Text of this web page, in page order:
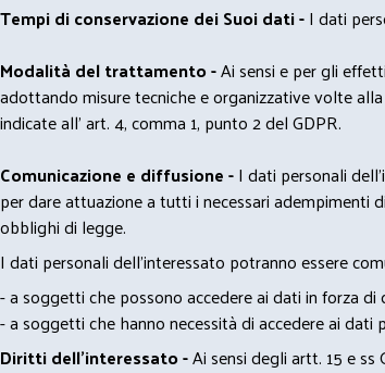
Tempi di conservazione dei Suoi dati -I dati
Modalità del trattamento -Ai sensi e per gli
adottando misure tecniche e organizzative volte
indicate all' art. 4, comma 1, punto 2 del GDPR.
Comunicazione e diffusione -I dati personali
per dare attuazione a tutti i necessari adempimenti
obblighi di legge.
I dati personali dell’interessato potranno essere
- a soggetti che possono accedere ai dati in forza
- a soggetti che hanno necessità di accedere ai
Diritti dell’interessato -Ai sensi degli artt. 15 e